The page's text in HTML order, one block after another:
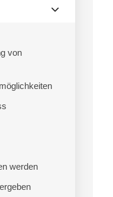
von
werden